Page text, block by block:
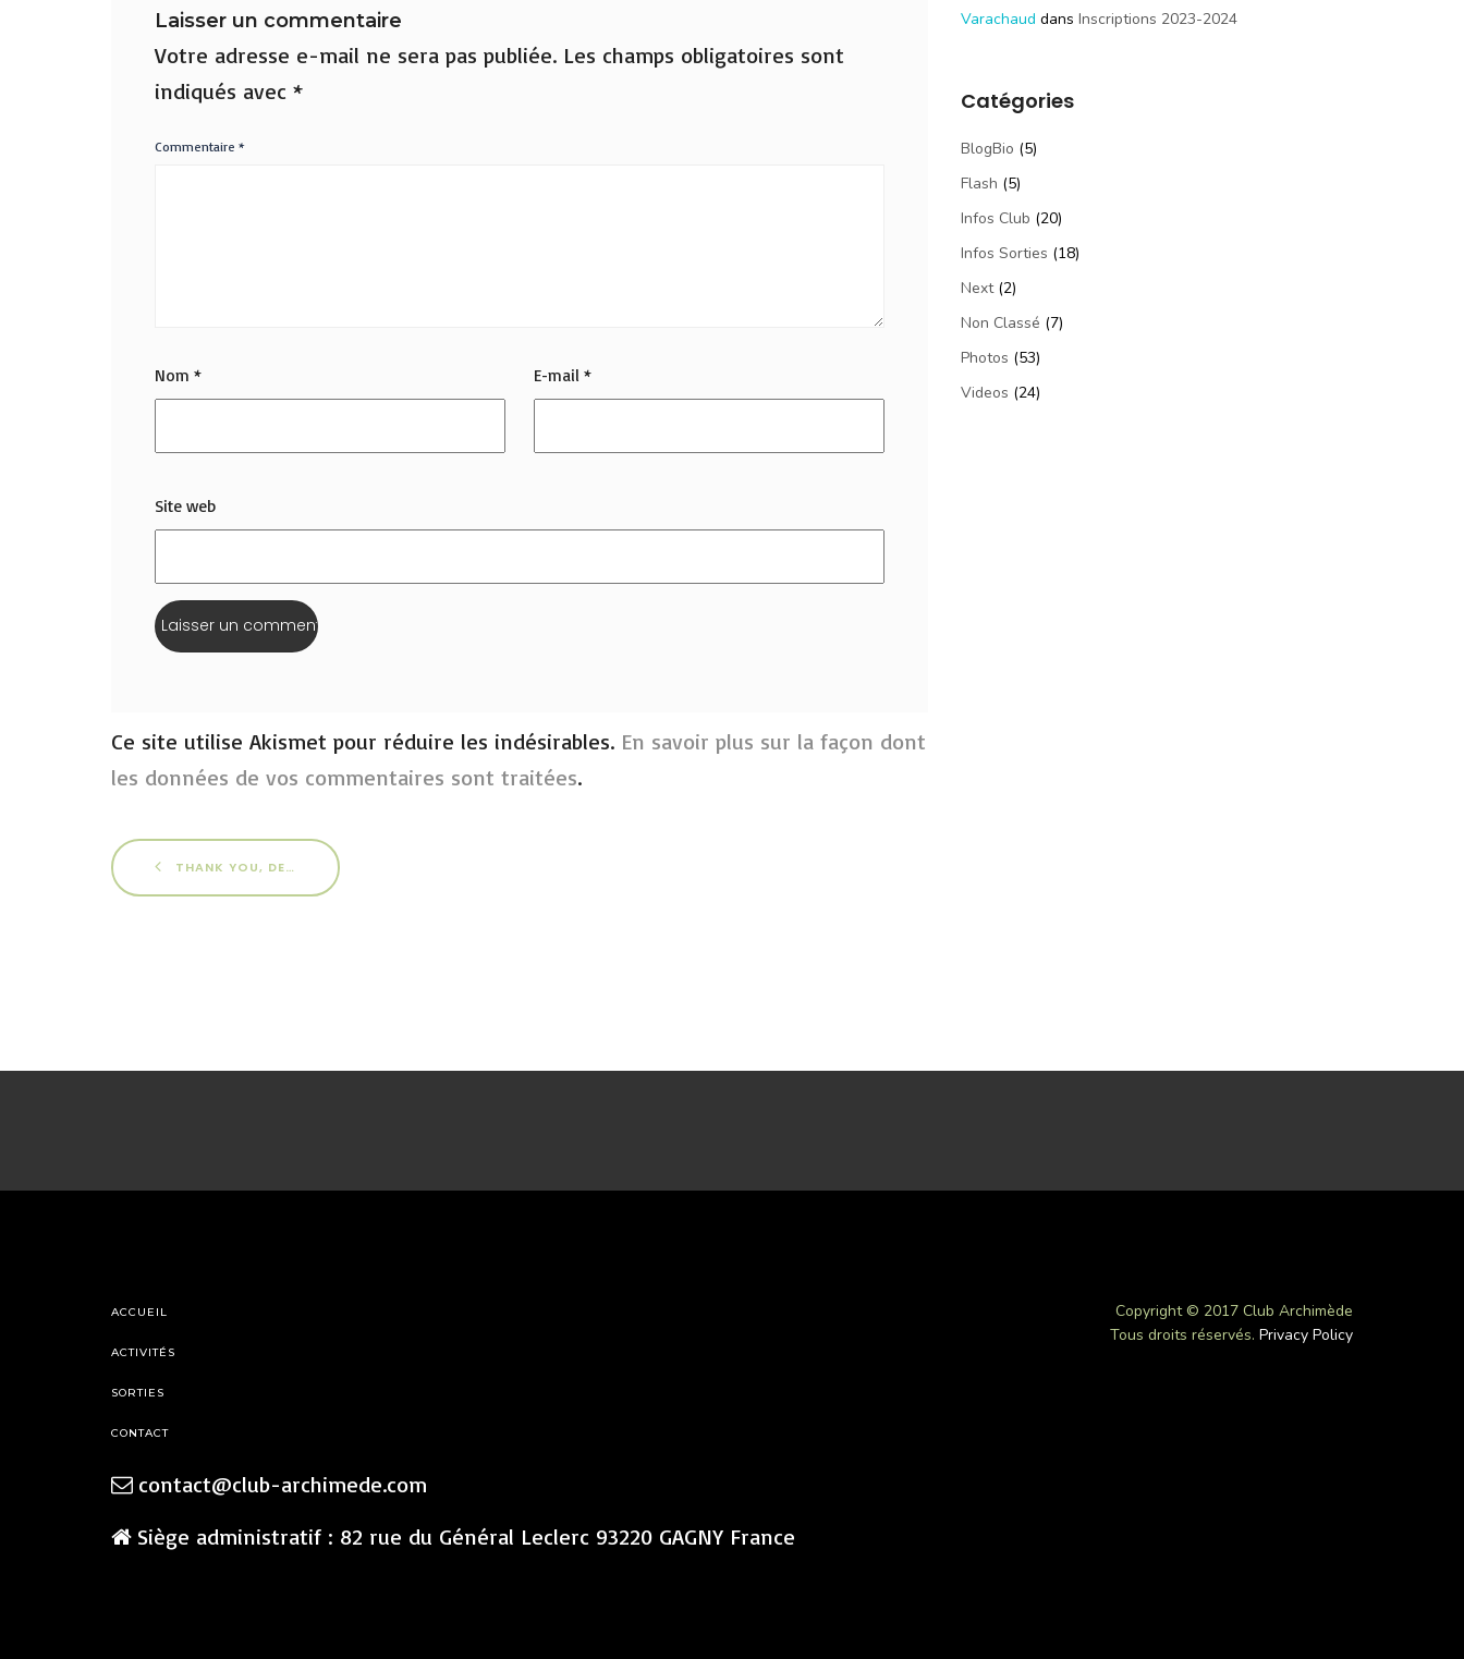
Laisser un commentaire
Votre adresse e-mail ne sera pas publiée. Les champs obligatoires sont
indiqués avec *
Commentaire *
Nom * E-mail*
Site web
Ce site utilise Akismet pour réduire les indésirables. En savoir plus sur la façon dont
les données de vos commentaires sont traitées.
THANK YOU, DENISE !
Varachaud dans Inscriptions 2023-2024
Catégories
BlogBio (5)
Flash (5)
Infos Club (20)
Infos Sorties (18)
Next(2)
Non Classé (7)
Photos (53)
Videos (24)
ACCUEIL
ACTIVITÉS
SORTIES
CONTACT
contact@club-archimede.com
Siège administratif : 82 rue du Général Leclerc 93220 GAGNY France
Copyright © 2017 Club Archimède
Tous droits réservés. Privacy Policy